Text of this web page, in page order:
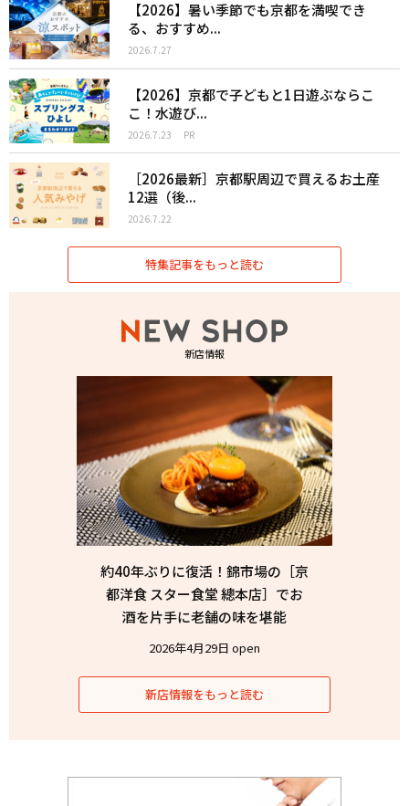
【2026】暑い季節でも京都を満喫でき
る、おすすめ...
2026.7.27
【2026】京都で子どもと1日遊ぶならこ
こ！水遊び...
2026.7.23 PR
［2026最新］京都駅周辺で買えるお土産
12選（後...
2026.7.22
特集記事をもっと読む
新店情報
約40年ぶりに復活！錦市場の［京
都洋食 スター食堂 總本店］でお
酒を片手に老舗の味を堪能
2026年4月29日 open
新店情報をもっと読む